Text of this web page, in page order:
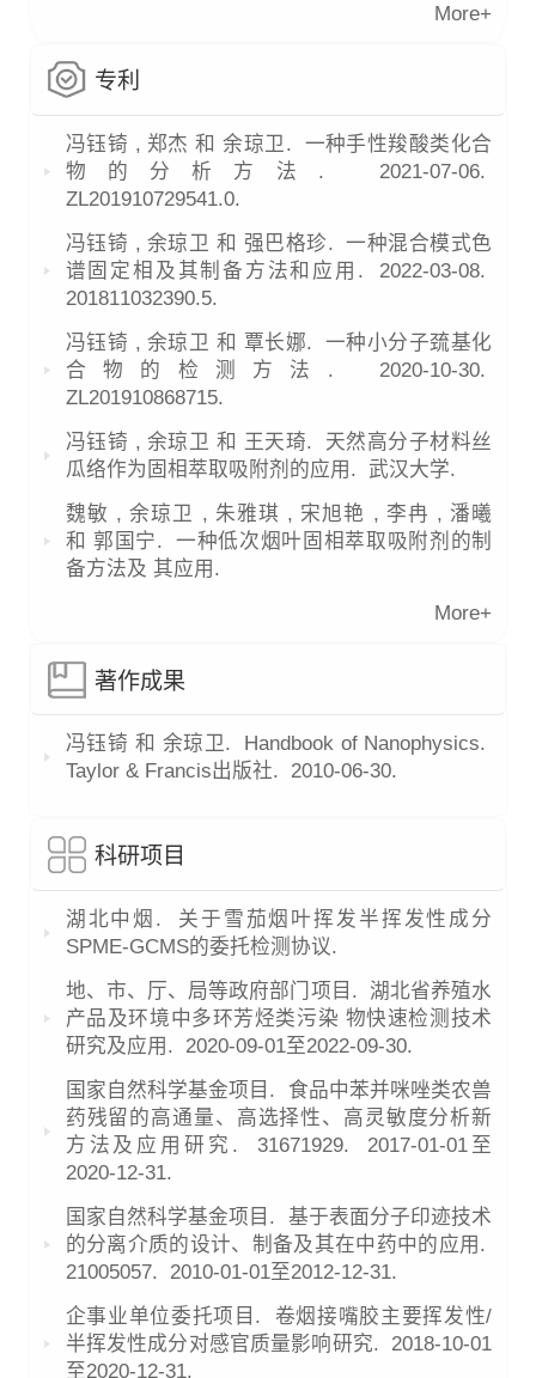
More+
专利
冯钰锜 , 郑杰 和 余琼卫. 一种手性羧酸类化合
物的分析方法.
2021-07-06.
ZL201910729541.0.
冯钰锜 , 余琼卫 和 强巴格珍. 一种混合模式色
谱固定相及其制备方法和应用.
2022-03-08.
201811032390.5.
冯钰锜 , 余琼卫 和 覃长娜. 一种小分子巯基化
合物的检测方法.
2020-10-30.
ZL201910868715.
冯钰锜 , 余琼卫 和 王天琦. 天然高分子材料丝
瓜络作为固相萃取吸附剂的应用.
武汉大学.
魏敏 , 余琼卫 , 朱雅琪 , 宋旭艳 , 李冉 , 潘曦
和 郭国宁. 一种低次烟叶固相萃取吸附剂的制
备方法及 其应用.
More+
著作成果
冯钰锜 和 余琼卫. Handbook of Nanophysics.
Taylor & Francis出版社.
2010-06-30.
科研项目
湖北中烟.
关于雪茄烟叶挥发半挥发性成分
SPME-GCMS的委托检测协议.
地、市、厅、局等政府部门项目.
湖北省养殖水
产品及环境中多环芳烃类污染 物快速检测技术
研究及应用.
2020-09-01至2022-09-30.
国家自然科学基金项目.
食品中苯并咪唑类农兽
药残留的高通量、高选择性、高灵敏度分析新
方法及应用研究.
31671929.
2017-01-01至
2020-12-31.
国家自然科学基金项目.
基于表面分子印迹技术
的分离介质的设计、制备及其在中药中的应用.
21005057.
2010-01-01至2012-12-31.
企事业单位委托项目.
卷烟接嘴胶主要挥发性/
半挥发性成分对感官质量影响研究.
2018-10-01
至2020-12-31.